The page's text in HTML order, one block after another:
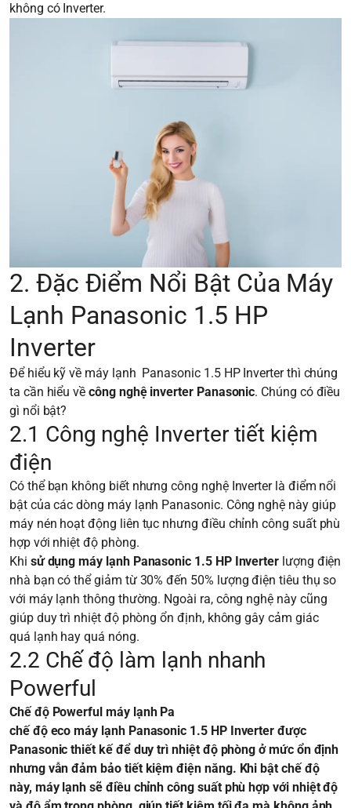
không có Inverter.
2. Đặc Điểm Nổi Bật Của Máy
Lạnh Panasonic 1.5 HP
Inverter
Để hiểu kỹ về máy lạnh Panasonic 1.5 HP Inverter thì chúng
ta cần hiểu vềcông nghệ inverter Panasonic. Chúng có điều
gì nổi bật?
2.1 Công nghệ Inverter tiết kiệm
điện
Có thể bạn không biết nhưng công nghệ Inverter là điểm nổi
bật của các dòng máy lạnh Panasonic. Công nghệ này giúp
máy nén hoạt động liên tục nhưng điều chỉnh công suất phù
hợp với nhiệt độ phòng.
Khi sử dụng máy lạnh Panasonic 1.5 HP Inverter lượng điện
nhà bạn có thể giảm từ 30% đến 50% lượng điện tiêu thụ so
với máy lạnh thông thường. Ngoài ra, công nghệ này cũng
giúp duy trì nhiệt độ phòng ổn định, không gây cảm giác
quá lạnh hay quá nóng.
2.2 Chế độ làm lạnh nhanh
Powerful
Chế độ Powerful máy lạnh Pa
chế độ eco máy lạnh Panasonic 1.5 HP Inverter được
Panasonic thiết kế để duy trì nhiệt độ phòng ở mức ổn định
nhưng vẫn đảm bảo tiết kiệm điện năng. Khi bật chế độ
này, máy lạnh sẽ điều chỉnh công suất phù hợp với nhiệt độ